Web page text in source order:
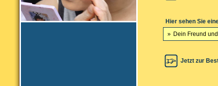
Hier sehen Sie
» Dein Freund
Jetzt zur